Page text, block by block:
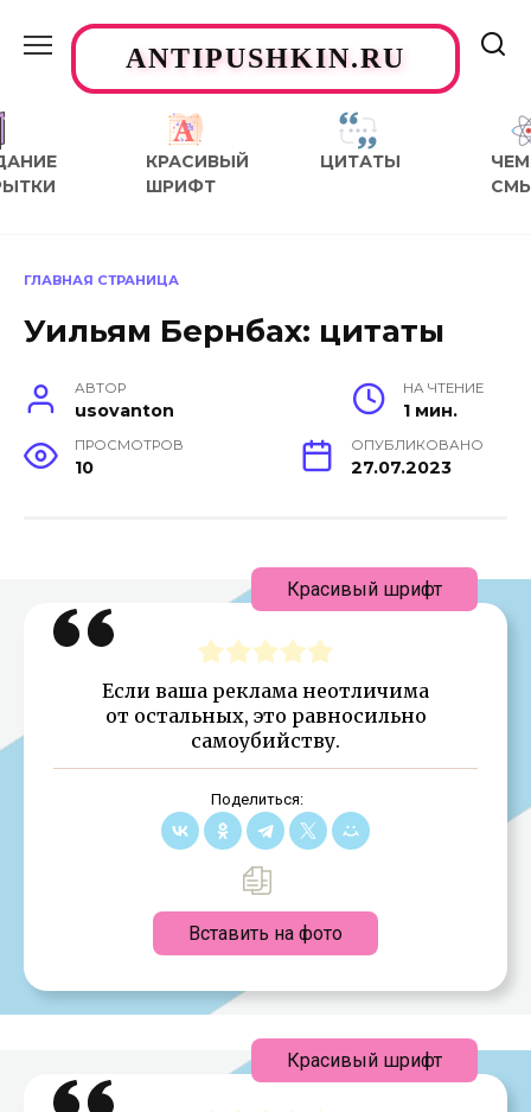
содержаниюANTIPUSHKIN.RU
КРАСИВЫЙ
ШРИФТ
ЦИТАТЫ
ЧЕМ
ГЛАВНАЯ СТРАНИЦА
Уильям Бернбах: цитаты
АВТОР
usovanton
НА ЧТЕНИЕ
1 мин.
ПРОСМОТРОВ
10
ОПУБЛИКОВАНО
27.07.2023
Если ваша реклама неотличима
от остальных, это равносильно
самоубийству.
Поделиться:
Вставить на фото
Красивый шрифт
Красивый шрифт